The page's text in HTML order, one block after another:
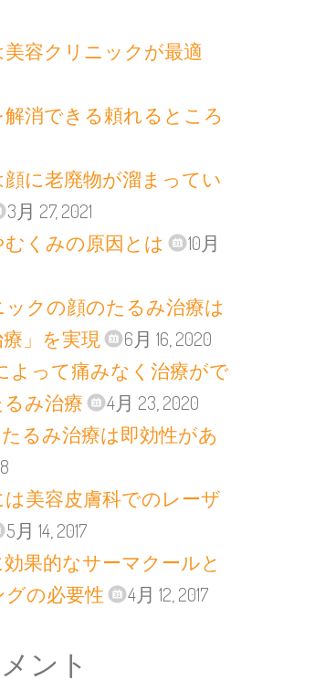
容クリニックが最適
消できる頼れるところ
に老廃物が溜まってい
3月 27, 2021
くみの原因とは
10月
クの顔のたるみ治療は
療」を実現
6月 16, 2020
よって痛みなく治療がで
み治療
4月 23, 2020
るみ治療は即効性があ
美容皮膚科でのレーザ
5月 14, 2017
果的なサーマクールと
の必要性
4月 12, 2017
ント